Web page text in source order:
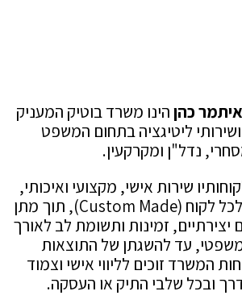
כהןהינו משרד בוטיק המעניק
ליטיגציה בתחום המשפט
נדל"ן ומקרקעין.
שירות אישי, מקצועי ואיכותי,
המותאם במיוחד לכל לקוח (Custom Made), תוך מתן
יצירתיים, זמינות ותשומת לב לאורך
עד להשגתן של התוצאות
המשרד זוכים לליווי אישי וצמוד
ובכל שלבי התיק או העסקה.